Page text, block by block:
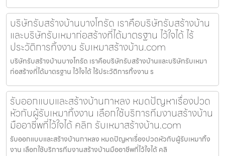
บริษัทรับสร้างบ้านบางโทรัด เราคือบริษัทรับสร้างบ้าน
และบริษัทรับเหมาก่อสร้างที่ได้มาตรฐาน ไว้ใจได้ ไร้
ประวัติการทิ้งงาน รับเหมาสร้างบ้าน.com
บริษัทรับสร้างบ้านบางโทรัด เราคือบริษัทรับสร้างบ้านและบริษัทรับเหมา
ก่อสร้างที่ได้มาตรฐาน ไว้ใจได้ ไร้ประวัติการทิ้งงาน ร
รับออกแบบและสร้างบ้านกาหลง หมดปัญหาเรื่องปวด
หัวกับผู้รับเหมาทิ้งงาน เลือกใช้บริการทีมงานสร้างบ้าน
มืออาชีพที่ไว้ใจได้ คลิก รับเหมาสร้างบ้าน.com
รับออกแบบและสร้างบ้านกาหลง หมดปัญหาเรื่องปวดหัวกับผู้รับเหมาทิ้ง
งาน เลือกใช้บริการทีมงานสร้างบ้านมืออาชีพที่ไว้ใจได้ คลิ